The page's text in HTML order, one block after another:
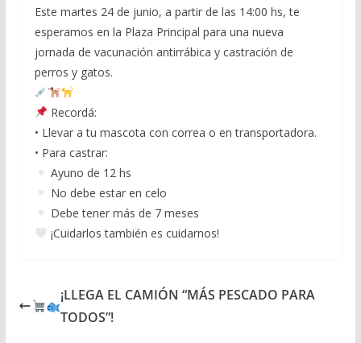
Este martes 24 de junio, a partir de las 14:00 hs, te
esperamos en la Plaza Principal para una nueva
jornada de vacunación antirrábica y castración de
perros y gatos.
Recordá:
• Llevar a tu mascota con correa o en transportadora.
• Para castrar:
Ayuno de 12 hs
No debe estar en celo
Debe tener más de 7 meses
¡Cuidarlos también es cuidarnos!
¡LLEGA EL CAMIÓN “MÁS PESCADO PARA
TODOS”!